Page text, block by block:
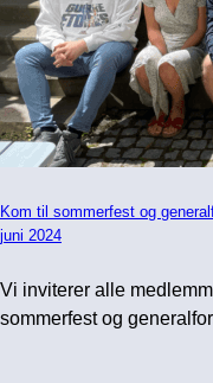
Kom til sommerfest og
juni 2024
Vi inviterer alle
sommerfest og